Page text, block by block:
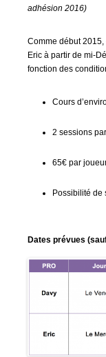
adhésion 2016)
Comme début
Eric à partir de mi-
fonction des
Cours
2 sessions
65€ par
Possibilité de
Dates prévues